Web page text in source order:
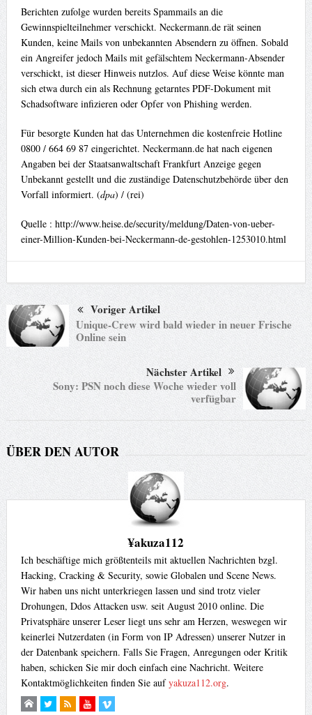
Berichten zufolge wurden bereits Spammails an die
Gewinnspielteilnehmer verschickt. Neckermann.de rät seinen
Kunden, keine Mails von unbekannten Absendern zu öffnen. Sobald
ein Angreifer jedoch Mails mit gefälschtem Neckermann-Absender
verschickt, ist dieser Hinweis nutzlos. Auf diese Weise könnte man
sich etwa durch ein als Rechnung getarntes PDF-Dokument mit
Schadsoftware infizieren oder Opfer von Phishing werden.
Für besorgte Kunden hat das Unternehmen die kostenfreie Hotline
0800 / 664 69 87 eingerichtet. Neckermann.de hat nach eigenen
Angaben bei der Staatsanwaltschaft Frankfurt Anzeige gegen
Unbekannt gestellt und die zuständige Datenschutzbehörde über den
Vorfall informiert. (dpa) / (rei)
Quelle : http://www.heise.de/security/meldung/Daten-von-ueber-
einer-Million-Kunden-bei-Neckermann-de-gestohlen-1253010.html
Voriger Artikel
Unique-Crew wird bald wieder in neuer Frische
Online sein
Nächster Artikel
Sony: PSN noch diese Woche wieder voll
verfügbar
ÜBER DEN AUTOR
¥akuza112
Ich beschäftige mich größtenteils mit aktuellen Nachrichten bzgl.
Hacking, Cracking & Security, sowie Globalen und Scene News.
Wir haben uns nicht unterkriegen lassen und sind trotz vieler
Drohungen, Ddos Attacken usw. seit August 2010 online. Die
Privatsphäre unserer Leser liegt uns sehr am Herzen, weswegen wir
keinerlei Nutzerdaten (in Form von IP Adressen) unserer Nutzer in
der Datenbank speichern. Falls Sie Fragen, Anregungen oder Kritik
haben, schicken Sie mir doch einfach eine Nachricht. Weitere
Kontaktmöglichkeiten finden Sie aufyakuza112.org.